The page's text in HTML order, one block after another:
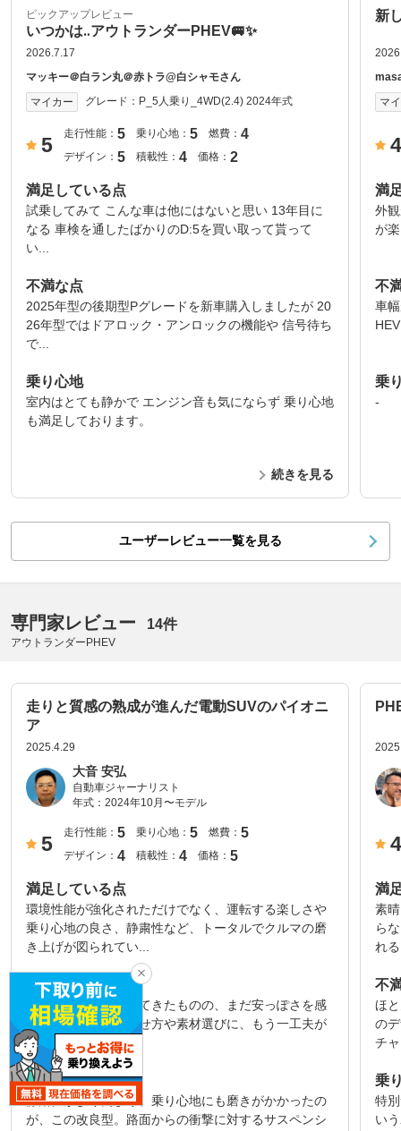
ピックアップレビュー
いつかは‥アウトランダーPHEV🚐✨️
2026.7.17
マッキー＠白ラン丸＠赤トラ@白シャモさん
マイカー
グレード： P_5人乗り_4WD(2.4) 2024年式
5
走行性能： 5 乗り心地： 5 燃費： 4
デザイン： 5 積載性： 4 価格： 2
満足している点
試乗してみて こんな車は他にはないと思い 13年目に
なる 車検を通したばかりのD:5を買い取って貰って
い...
不満な点
2025年型の後期型Pグレードを新車購入しましたが 20
26年型ではドアロック・アンロックの機能や 信号待ち
で...
乗り心地
室内はとても静かで エンジン音も気にならず 乗り心地
も満足しております。
続きを見る
新
マ
満
外
が
不
車
乗
-
ユーザーレビュー一覧を見る
専門家レビュー 14件
アウトランダーPHEV
走りと質感の熟成が進んだ電動SUVのパイオニ
ア
2025.4.29
大音 安弘
自動車ジャーナリスト
年式： 2024年10月〜モデル
5
走行性能： 5 乗り心地： 5 燃費： 5
デザイン： 4 積載性： 4 価格： 5
満足している点
環境性能が強化されただけでなく、運転する楽しさや
乗り心地の良さ、静粛性など、トータルでクルマの磨
き上げが図られてい...
不満な点
内装の質感が高まってきたものの、まだ安っぽさを感
じる部分もあり、見せ方や素材選びに、もう一工夫が
欲しい。
乗り心地
静粛性がより高まり、乗り心地にも磨きがかかったの
が、この改良型。路面からの衝撃に対するサスペンシ
満
素
ら
れ
不
ほ
の
チ
乗
特
い